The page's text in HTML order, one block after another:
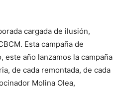
cargada de ilusión,
Esta campaña de
este año lanzamos la campaña
de cada remontada, de cada
Molina Olea,